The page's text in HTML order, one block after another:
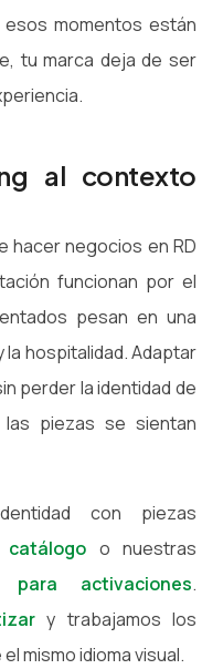
esos momentos están
tu marca deja de ser
al contexto
hacer negocios en RD
funcionan por el
pesan en una
la hospitalidad. Adaptar
perder la identidad de
piezas se sientan
con piezas
catálogo o nuestras
activaciones.
y trabajamos los
mismo idioma visual.